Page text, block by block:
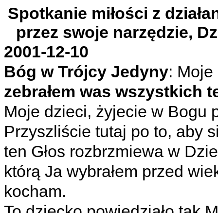
Spotkanie miłości z
przez swoje narzędzie,
2001-12-10
Bóg w Trójcy Jedyny:
zebrałem was wszystkich
Moje dzieci, żyjecie w Bogu
Przyszliście tutaj po to, aby
ten Głos rozbrzmiewa w
którą Ja wybrałem przed
kocham.